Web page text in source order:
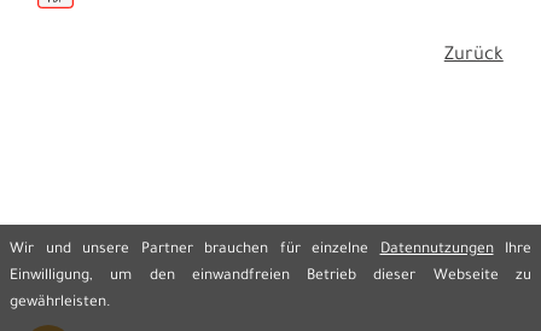
Zurück
Wir und unsere Partner brauchen für einzelneDatennutzungenIhre
Einwilligung, um den einwandfreien Betrieb dieser Webseite zu
gewährleisten.